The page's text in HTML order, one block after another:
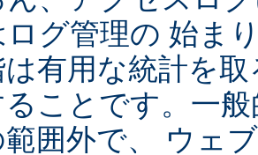
ログ管理の 始ま
有用な統計を
ことです。一
囲外で、 ウェ